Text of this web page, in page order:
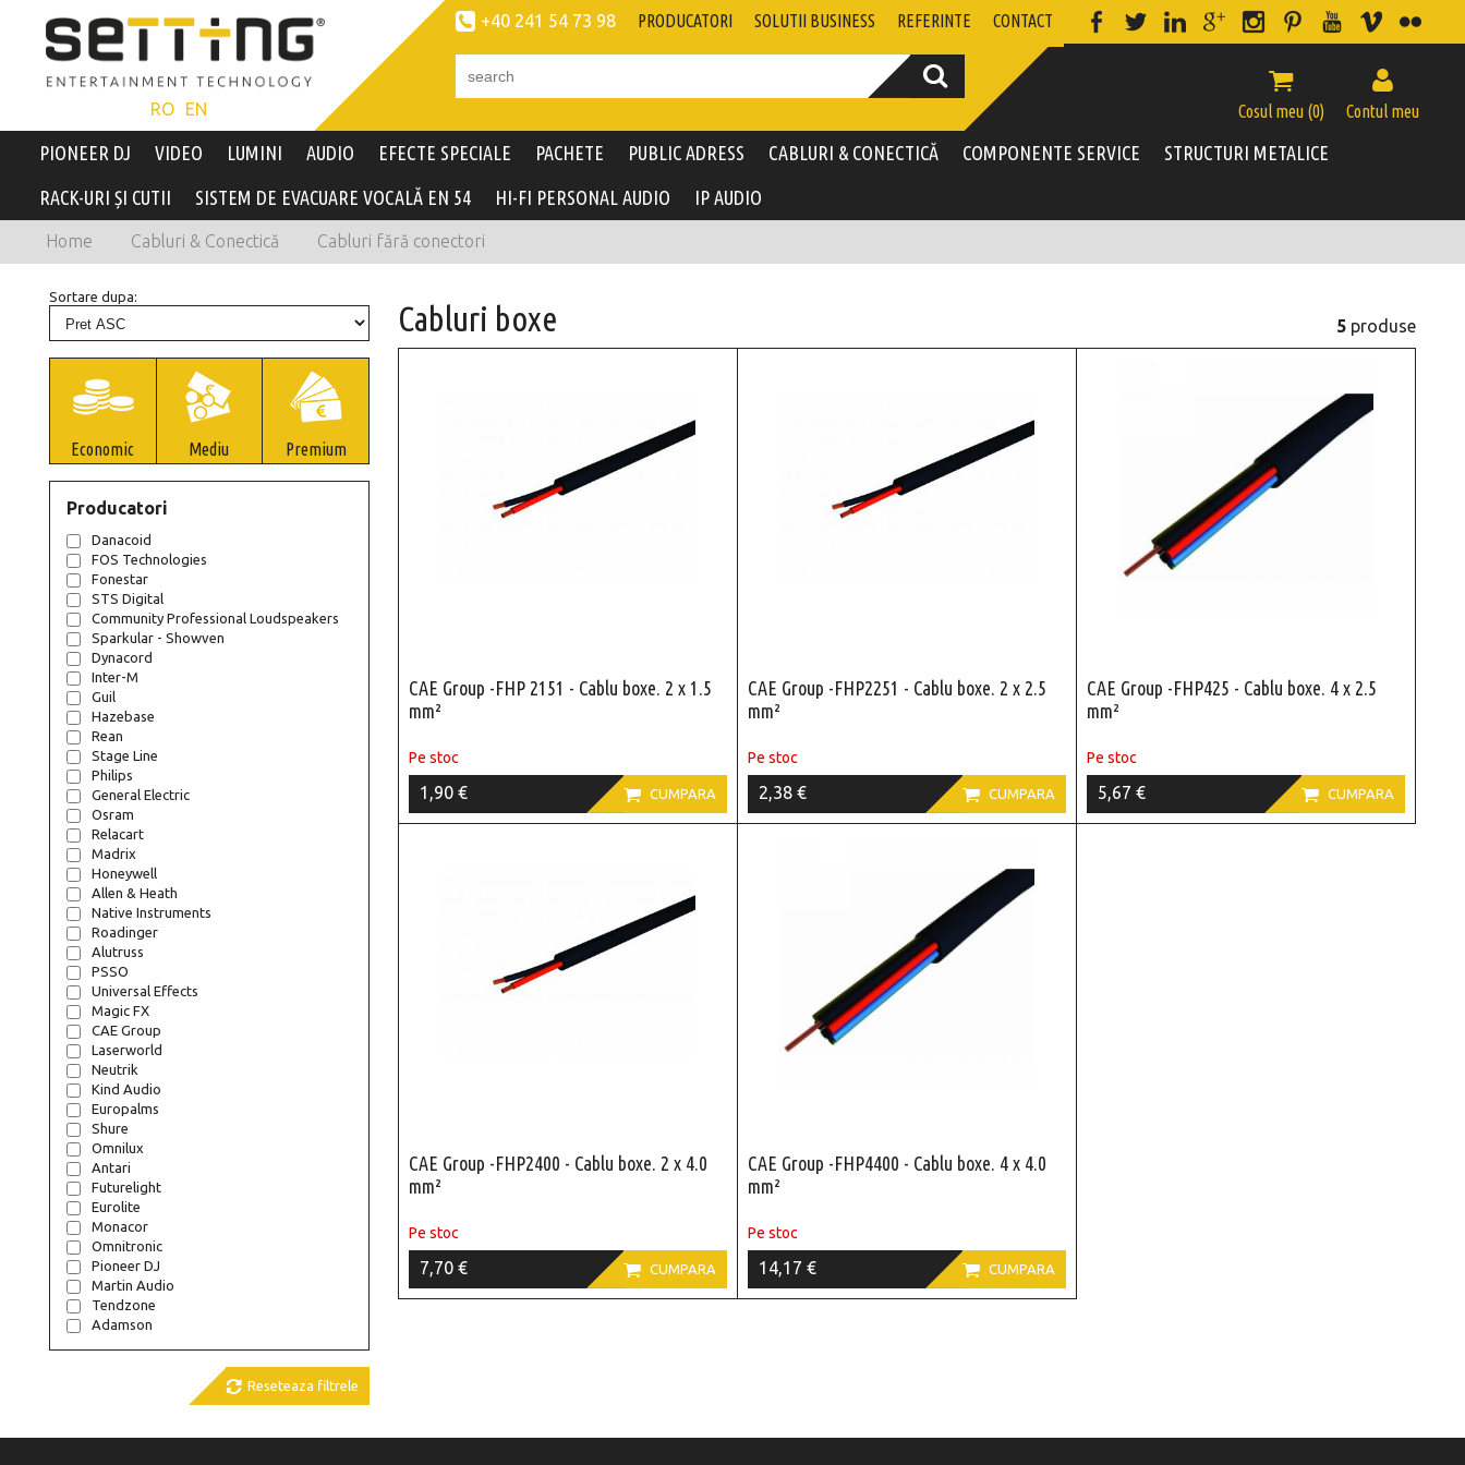
RO EN

Cosul meu (0)

Contul meu
 +40 241 54 73 98 PRODUCATORI SOLUTII BUSINESS REFERINTE CONTACT
PIONEER DJ VIDEO LUMINI AUDIO EFECTE SPECIALE PACHETE PUBLIC ADRESS CABLURI & CONECTICĂ COMPONENTE SERVICE STRUCTURI METALICE
RACK-URI ȘI CUTII SISTEM DE EVACUARE VOCALĂ EN 54 HI-FI PERSONAL AUDIO IP AUDIO
Home Cabluri & Conectică Cabluri fără conectori
Sortare dupa:
Economic Mediu Premium
Producatori
Danacoid
FOS Technologies
Fonestar
STS Digital
Community Professional Loudspeakers
Sparkular - Showven
Dynacord
Inter-M
Guil
Hazebase
Rean
Stage Line
Philips
General Electric
Osram
Relacart
Madrix
Honeywell
Allen & Heath
Native Instruments
Roadinger
Alutruss
PSSO
Universal Effects
Magic FX
CAE Group
Laserworld
Neutrik
Kind Audio
Europalms
Shure
Omnilux
Antari
Futurelight
Eurolite
Monacor
Omnitronic
Pioneer DJ
Martin Audio
Tendzone
Adamson
 Reseteaza filtrele
Cabluri boxe 5 produse
CAE Group -FHP 2151 - Cablu boxe. 2 x 1.5
mm²
Pe stoc
 CUMPARA
1,90 €
CAE Group -FHP2251 - Cablu boxe. 2 x 2.5
mm²
Pe stoc
 CUMPARA
2,38 €
CAE Group -FHP425 - Cablu boxe. 4 x 2.5
mm²
Pe stoc
 CUMPARA
5,67 €
CAE Group -FHP2400 - Cablu boxe. 2 x 4.0
mm²
Pe stoc
 CUMPARA
7,70 €
CAE Group -FHP4400 - Cablu boxe. 4 x 4.0
mm²
Pe stoc
 CUMPARA
14,17 €